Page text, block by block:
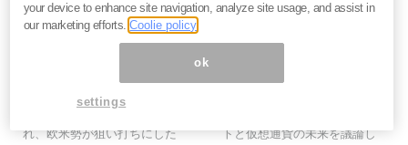
狙う欧米勢と不穏な円高
＝児島康孝
の副総裁就任が「次期日銀総
れ、欧米勢が狙い打ちにした
ナカモト」と一体何を議
トと仮想通貨の未来を議論し
your device to enhance site navigation, analyze site usage, and assist in
our marketing efforts.Coolie policy
ok
settings